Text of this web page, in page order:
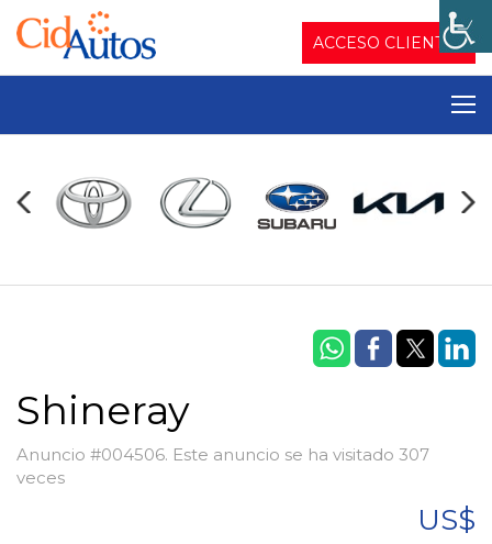
ACCESO CLIENTES
Shineray
Anuncio #004506. Este anuncio se ha visitado 307
veces
US$